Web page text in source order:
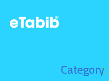
eTabib
Category: